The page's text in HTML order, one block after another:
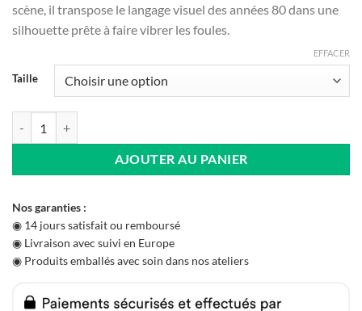
scène, il transpose le langage visuel des années 80 dans une
silhouette prête à faire vibrer les foules.
Taille
EFFACER
AJOUTER AU PANIER
Nos garanties :
◉ 14 jours satisfait ou remboursé
◉ Livraison avec suivi en Europe
◉ Produits emballés avec soin dans nos ateliers